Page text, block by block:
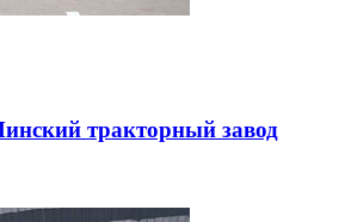
тракторный завод